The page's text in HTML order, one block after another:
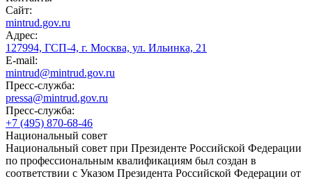
Сайт:
mintrud.gov.ru
Адрес:
127994, ГСП-4, г. Москва, ул. Ильинка, 21
E-mail:
mintrud@mintrud.gov.ru
Пресс-служба:
pressa@mintrud.gov.ru
Пресс-служба:
+7 (495) 870-68-46
Национальный совет
Национальный совет при Президенте Российской Федерации
по профессиональным квалификациям был создан в
соответствии с Указом Президента Российской Федерации от